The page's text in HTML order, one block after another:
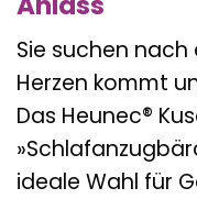
Sie suchen
Herzen kommt
Das Heunec®
ideale Wahl für